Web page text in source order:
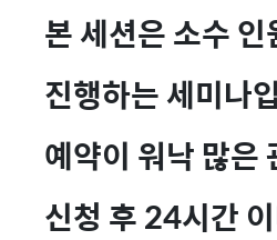
본 세션은 소수 인
진행하는 세미나
예약이 워낙 많은
신청 후 24시간